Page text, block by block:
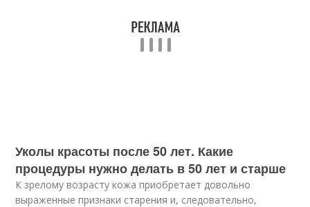
Уколы красоты после 50 лет. Какие
процедуры нужно делать в 50 лет и старше
К зрелому возрасту кожа приобретает довольно
выраженные признаки старения и, следовательно,